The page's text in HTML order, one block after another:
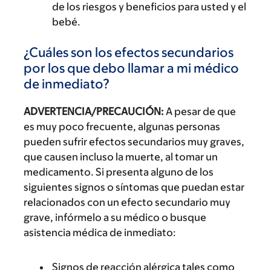
de los riesgos y beneficios para usted y el
bebé.
¿Cuáles son los efectos secundarios
por los que debo llamar a mi médico
de inmediato?
ADVERTENCIA/PRECAUCIÓN: A pesar de que
es muy poco frecuente, algunas personas
pueden sufrir efectos secundarios muy graves,
que causen incluso la muerte, al tomar un
medicamento. Si presenta alguno de los
siguientes signos o síntomas que puedan estar
relacionados con un efecto secundario muy
grave, infórmelo a su médico o busque
asistencia médica de inmediato:
Signos de reacción alérgica tales como